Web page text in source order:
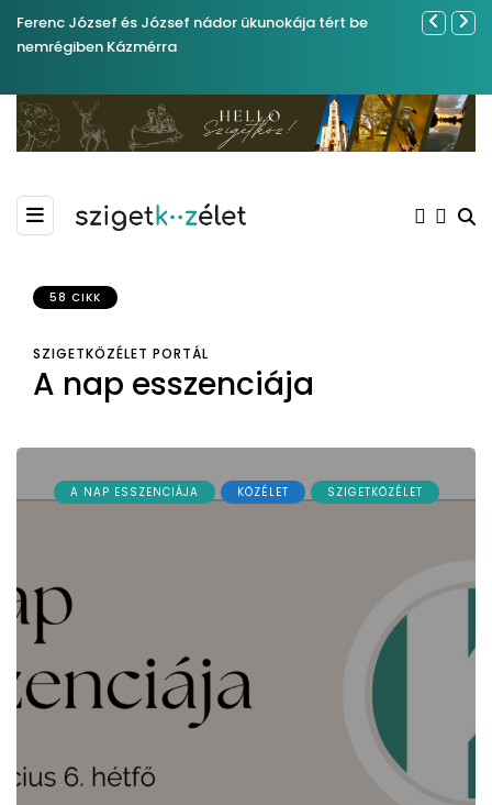
Ferenc József és József nádor ükunokája tért be
nemrégiben Kázmérra
Év
58 CIKK
SZIGETKÖZÉLET PORTÁL
A nap esszenciája
A NAP ESSZENCIÁJA KÖZÉLET SZIGETKÖZÉLET